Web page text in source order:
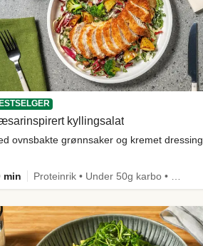
kyllingsalat
ovnsbakte grønnsaker og kremet dressing
min